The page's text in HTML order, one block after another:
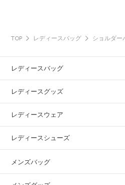
TOP レディースバッグ ショルダー
レディースバッグ
レディースグッズ
レディースウェア
レディースシューズ
メンズバッグ